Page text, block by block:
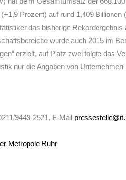
Prozent) auf rund 1,409 Billionen
das bisherige Rekordergebnis
wurde auch 2015 im
erzielt, auf Platz zwei folgte das
nur die Angaben von
9449-2521, E-Mail
Metropole Ruhr